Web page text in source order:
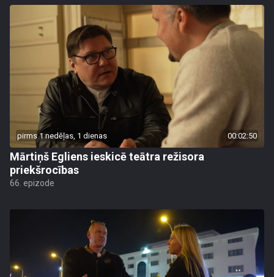
pirms 1 nedēļas, 1 dienas 00:02:50
Mārtiņš Egliens ieskicē teātra režisora
priekšrocības
66. epizode